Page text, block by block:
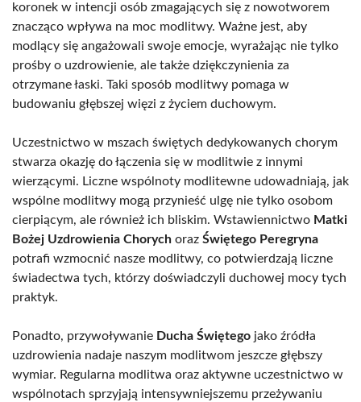
koronek w intencji osób zmagających się z nowotworem
znacząco wpływa na moc modlitwy. Ważne jest, aby
modlący się angażowali swoje emocje, wyrażając nie tylko
prośby o uzdrowienie, ale także dziękczynienia za
otrzymane łaski. Taki sposób modlitwy pomaga w
budowaniu głębszej więzi z życiem duchowym.
Uczestnictwo w mszach świętych dedykowanych chorym
stwarza okazję do łączenia się w modlitwie z innymi
wierzącymi. Liczne wspólnoty modlitewne udowadniają, jak
wspólne modlitwy mogą przynieść ulgę nie tylko osobom
cierpiącym, ale również ich bliskim. Wstawiennictwo Matki
Bożej Uzdrowienia Chorych oraz Świętego Peregryna
potrafi wzmocnić nasze modlitwy, co potwierdzają liczne
świadectwa tych, którzy doświadczyli duchowej mocy tych
praktyk.
Ponadto, przywoływanie Ducha Świętego jako źródła
uzdrowienia nadaje naszym modlitwom jeszcze głębszy
wymiar. Regularna modlitwa oraz aktywne uczestnictwo w
wspólnotach sprzyjają intensywniejszemu przeżywaniu